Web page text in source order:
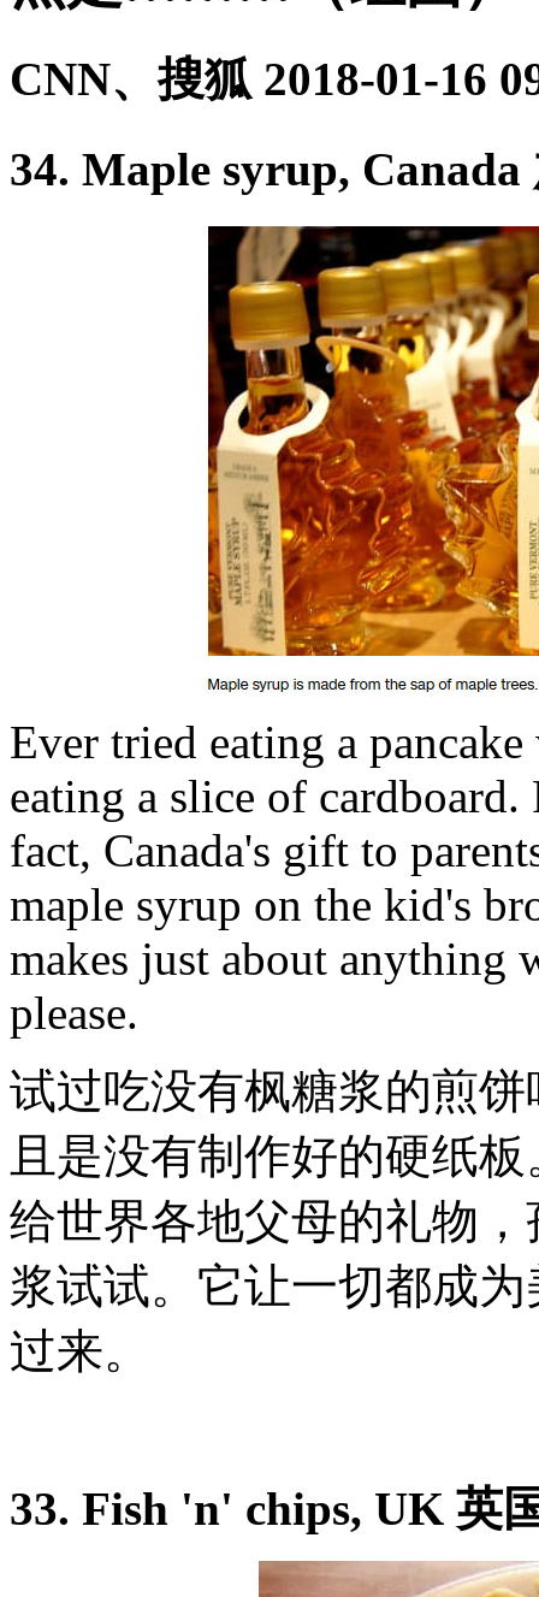
CNN、搜狐 2018-01-16
34. Maple syrup,
Ever tried eating a
eating a slice of
fact, Canada's gift to
maple syrup on the kid's
makes just about anything
please.
试过吃没有枫糖浆的煎
且是没有制作好的硬纸
给世界各地父母的礼物
浆试试。它让一切都成
过来。
33. Fish 'n' chips, UK 英